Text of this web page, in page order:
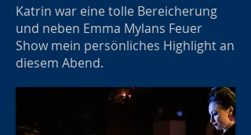
Katrin war eine tolle Bereicherung
und neben Emma Mylans Feuer
Show mein persönliches Highlight an
diesem Abend.